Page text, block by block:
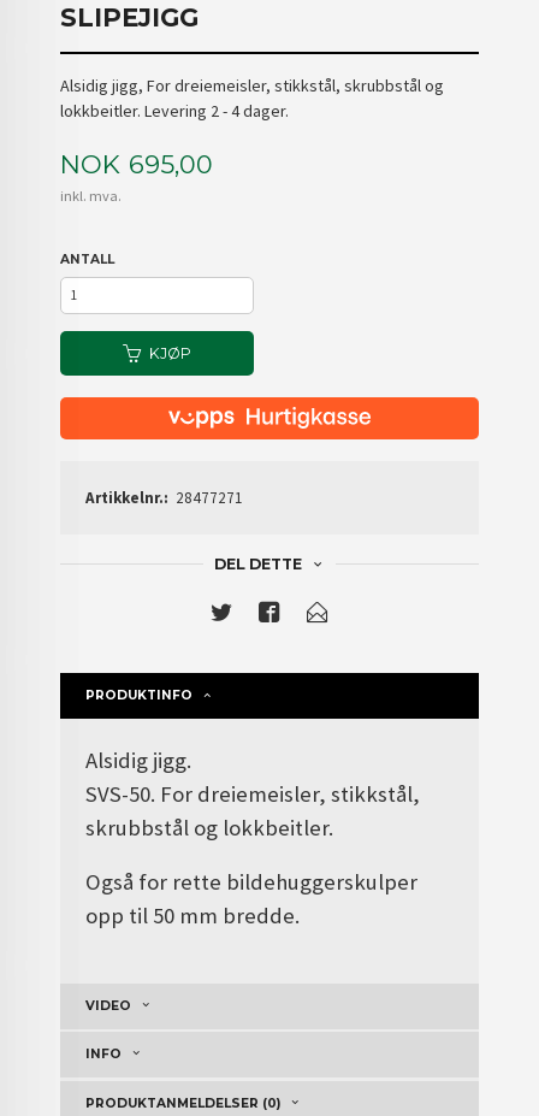
SLIPEJIGG
Alsidig jigg, For dreiemeisler, stikkstål, skrubbstål og
lokkbeitler. Levering 2 - 4 dager.
Pris
NOK 695,00
inkl. mva.
ANTALL
KJØP
Artikkelnr.: 28477271
DEL DETTE
PRODUKTINFO
Alsidig jigg.
SVS-50. For dreiemeisler, stikkstål,
skrubbstål og lokkbeitler.
Også for rette bildehuggerskulper
opp til 50 mm bredde.
VIDEO
INFO
PRODUKTANMELDELSER (0)